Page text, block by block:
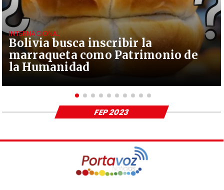
Bolivia busca inscribir la
marraqueta como Patrimonio de
la Humanidad
INTERNACIONAL
FEP 2023